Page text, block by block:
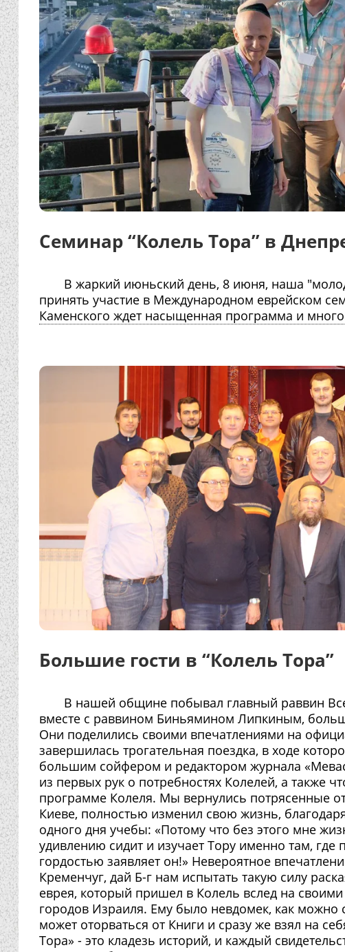
Семинар “Колель Тора” в
В жаркий июньский день, 8 июня, наша
принять участие в Международном еврейском
Каменского ждет насыщенная программа и
Большие гости в “Колель Тора”
В нашей общине побывал главный раввин
вместе с раввином Биньямином Липкиным,
Они поделились своими впечатлениями на
завершилась трогательная поездка, в ходе
большим сойфером и редактором журнала
из первых рук о потребностях Колелей, а также
программе Колеля. Мы вернулись потрясенные
Киеве, полностью изменил свою жизнь,
одного дня учебы: «Потому что без этого мне
удивлению сидит и изучает Тору именно там,
гордостью заявляет он!» Невероятное
Кременчуг, дай Б-г нам испытать такую силу
еврея, который пришел в Колель вслед на
городов Израиля. Ему было невдомек, как можно
может оторваться от Книги и сразу же взял на
Тора» - это кладезь историй, и каждый